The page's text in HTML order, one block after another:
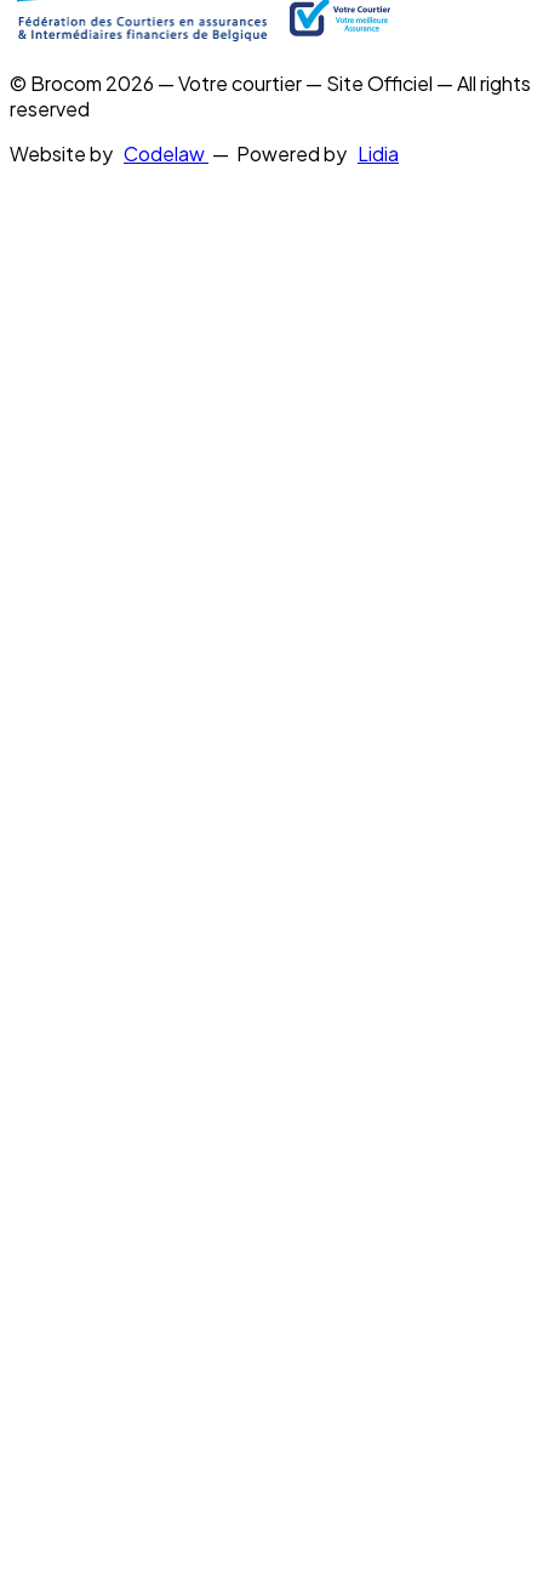
© Brocom 2026 — Votre courtier — Site Officiel — All rights
reserved
Website by Codelaw — Powered by Lidia